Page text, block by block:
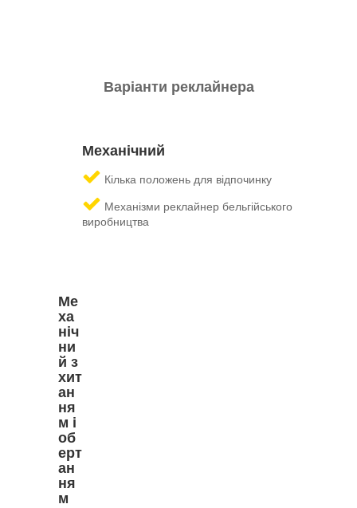
Варіанти реклайнера
Механічний
Кілька положень для відпочинку
Механізми реклайнер бельгійського
виробництва
Ме
ха
ніч
ни
й з
хит
ан
ня
м і
об
ерт
ан
ня
м